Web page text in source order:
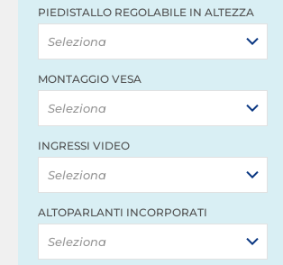
PIEDISTALLO REGOLABILE IN ALTEZZA
Seleziona
MONTAGGIO VESA
Seleziona
INGRESSI VIDEO
Seleziona
ALTOPARLANTI INCORPORATI
Seleziona